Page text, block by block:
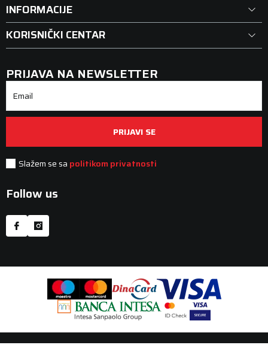
INFORMACIJE
KORISNIČKI CENTAR
PRIJAVA NA NEWSLETTER
Email
PRIJAVI SE
Slažem se sa politikom privatnosti
Follow us